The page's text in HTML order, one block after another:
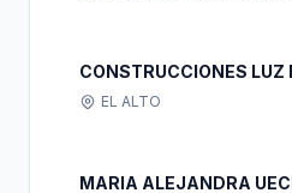
CONSTRUCCIONES LUZ
EL ALTO
MARIA ALEJANDRA